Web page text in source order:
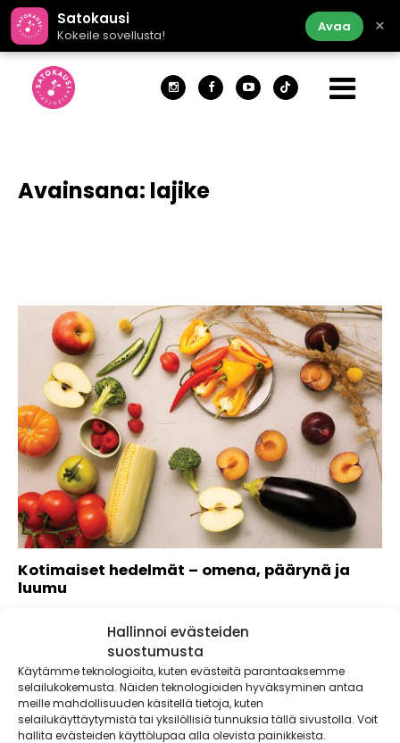
Hallinnoi evästeiden
suostumusta
Käytämme teknologioita, kuten evästeitä parantaaksemme
selailukokemusta. Näiden teknologioiden hyväksyminen antaa
meille mahdollisuuden käsitellä tietoja, kuten
selailukäyttäytymistä tai yksilöllisiä tunnuksia tällä sivustolla. Voit
hallita evästeiden käyttölupaa alla olevista painikkeista.
Satokausi
Kokeile sovellusta!
Avaa ×
Avainsana: lajike
Kotimaiset hedelmät – omena, päärynä ja
luumu
makua ja monipuolisuutta ruokapöytään. Nyt tutustutaan